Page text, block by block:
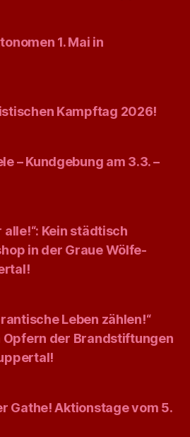
1. Mai in
Kampftag 2026!
– Kundgebung am 3.3. –
alle!“: Kein städtisch
in der Graue Wölfe-
Leben zählen!“
der Brandstiftungen
Gathe! Aktionstage vom 5.